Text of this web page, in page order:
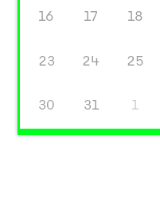
16 17 18
23 24 25
30 31 1